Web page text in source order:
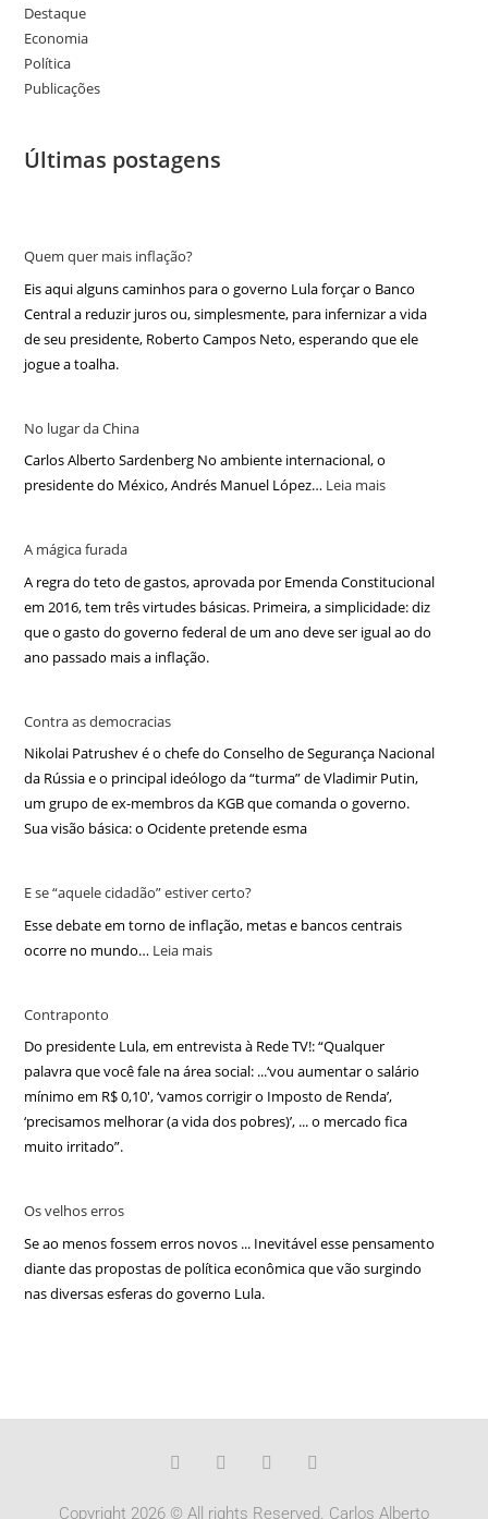
Destaque
Economia
Política
Publicações
Últimas postagens
Quem quer mais inflação?
Eis aqui alguns caminhos para o governo Lula forçar o Banco
Central a reduzir juros ou, simplesmente, para infernizar a vida
de seu presidente, Roberto Campos Neto, esperando que ele
jogue a toalha.
No lugar da China
Carlos Alberto Sardenberg No ambiente internacional, o
presidente do México, Andrés Manuel López… Leia mais
A mágica furada
A regra do teto de gastos, aprovada por Emenda Constitucional
em 2016, tem três virtudes básicas. Primeira, a simplicidade: diz
que o gasto do governo federal de um ano deve ser igual ao do
ano passado mais a inflação.
Contra as democracias
Nikolai Patrushev é o chefe do Conselho de Segurança Nacional
da Rússia e o principal ideólogo da “turma” de Vladimir Putin,
um grupo de ex-membros da KGB que comanda o governo.
Sua visão básica: o Ocidente pretende esma
E se “aquele cidadão” estiver certo?
Esse debate em torno de inflação, metas e bancos centrais
ocorre no mundo… Leia mais
Contraponto
Do presidente Lula, em entrevista à Rede TV!: “Qualquer
palavra que você fale na área social: ...‘vou aumentar o salário
mínimo em R$ 0,10′, ‘vamos corrigir o Imposto de Renda’,
‘precisamos melhorar (a vida dos pobres)’, ... o mercado fica
muito irritado”.
Os velhos erros
Se ao menos fossem erros novos ... Inevitável esse pensamento
diante das propostas de política econômica que vão surgindo
nas diversas esferas do governo Lula.
Copyright 2026 © All rights Reserved. Carlos Alberto